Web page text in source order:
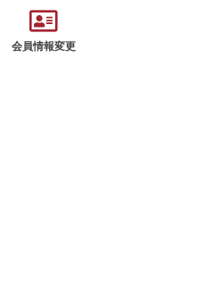
会員情報変更